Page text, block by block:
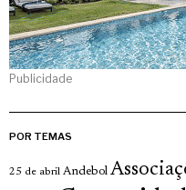
Publicidade
POR TEMAS
25 de abril Andebol